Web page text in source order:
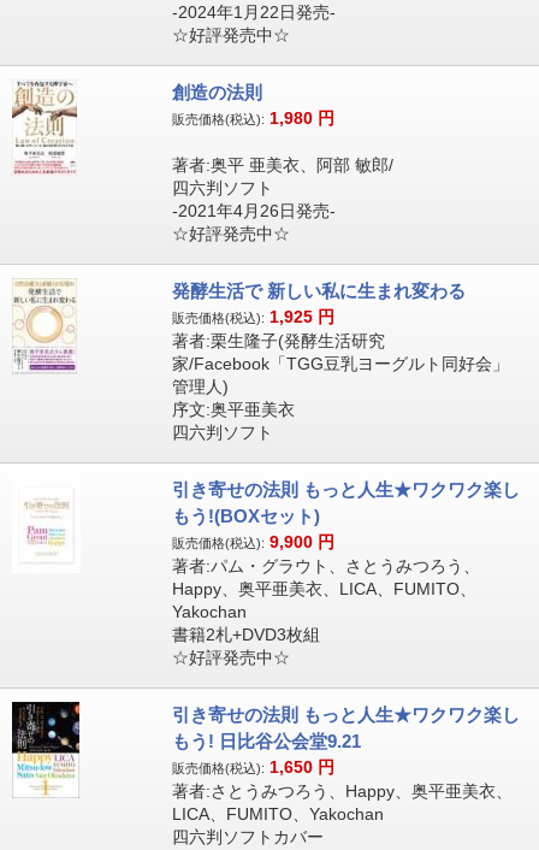
-2024年1月22日発売-
☆好評発売中☆
創造の法則
販売価格(税込): 1,980 円
著者:奥平 亜美衣、阿部 敏郎/
四六判ソフト
-2021年4月26日発売-
☆好評発売中☆
発酵生活で 新しい私に生まれ変わる
販売価格(税込): 1,925 円
著者:栗生隆子(発酵生活研究
家/Facebook「TGG豆乳ヨーグルト同好会」
管理人)
序文:奥平亜美衣
四六判ソフト
引き寄せの法則 もっと人生★ワクワク楽し
もう!(BOXセット)
販売価格(税込): 9,900 円
著者:パム・グラウト、さとうみつろう、
Happy、奥平亜美衣、LICA、FUMITO、
Yakochan
書籍2札+DVD3枚組
☆好評発売中☆
引き寄せの法則 もっと人生★ワクワク楽し
もう! 日比谷公会堂9.21
販売価格(税込): 1,650 円
著者:さとうみつろう、Happy、奥平亜美衣、
LICA、FUMITO、Yakochan
四六判ソフトカバー